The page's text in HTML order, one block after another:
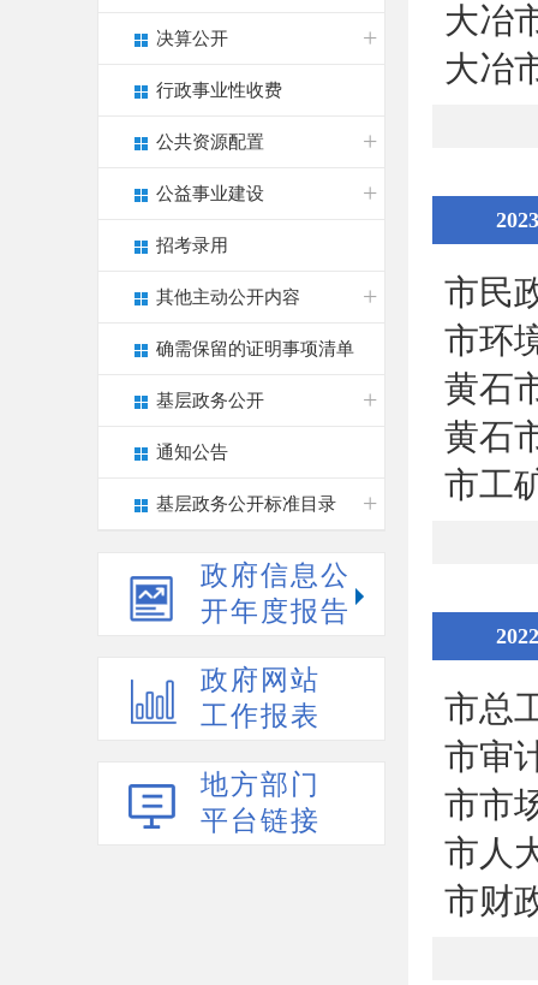
决算公开
行政事业性收费
公共资源配置
公益事业建设
招考录用
其他主动公开内容
确需保留的证明事项清单
基层政务公开
通知公告
基层政务公开标准目录
政府信息公
开年度报告
政府网站
工作报表
地方部门
平台链接
大冶
大冶
市民
市环
黄石
黄石
市工
市总
市审
市市
市人
市财